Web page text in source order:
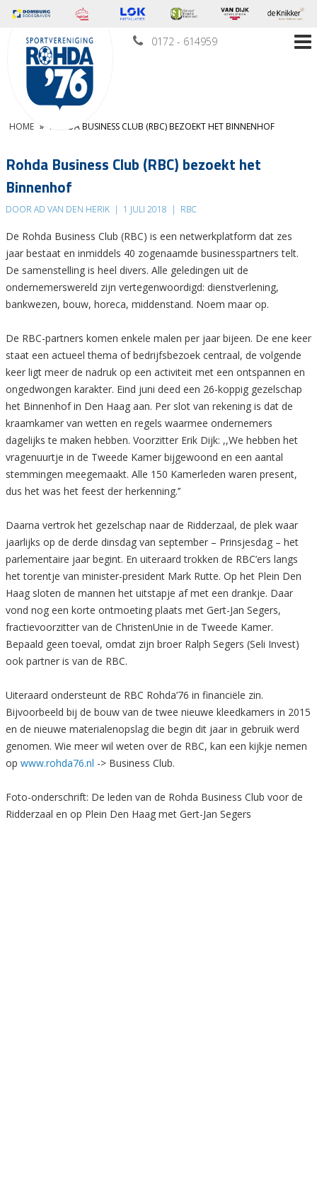
0172 - 614959
HOME » ROHDA BUSINESS CLUB (RBC) BEZOEKT HET BINNENHOF
Rohda Business Club (RBC) bezoekt het
Binnenhof
DOOR AD VAN DEN HERIK | 1 JULI 2018 | RBC
De Rohda Business Club (RBC) is een netwerkplatform dat zes
jaar bestaat en inmiddels 40 zogenaamde businesspartners telt.
De samenstelling is heel divers. Alle geledingen uit de
ondernemerswereld zijn vertegenwoordigd: dienstverlening,
bankwezen, bouw, horeca, middenstand. Noem maar op.
De RBC-partners komen enkele malen per jaar bijeen. De ene keer
staat een actueel thema of bedrijfsbezoek centraal, de volgende
keer ligt meer de nadruk op een activiteit met een ontspannen en
ongedwongen karakter. Eind juni deed een 26-koppig gezelschap
het Binnenhof in Den Haag aan. Per slot van rekening is dat de
kraamkamer van wetten en regels waarmee ondernemers
dagelijks te maken hebben. Voorzitter Erik Dijk: ,,We hebben het
vragenuurtje in de Tweede Kamer bijgewoond en een aantal
stemmingen meegemaakt. Alle 150 Kamerleden waren present,
dus het was het feest der herkenning.’’
Daarna vertrok het gezelschap naar de Ridderzaal, de plek waar
jaarlijks op de derde dinsdag van september – Prinsjesdag – het
parlementaire jaar begint. En uiteraard trokken de RBC’ers langs
het torentje van minister-president Mark Rutte. Op het Plein Den
Haag sloten de mannen het uitstapje af met een drankje. Daar
vond nog een korte ontmoeting plaats met Gert-Jan Segers,
fractievoorzitter van de ChristenUnie in de Tweede Kamer.
Bepaald geen toeval, omdat zijn broer Ralph Segers (Seli Invest)
ook partner is van de RBC.
Uiteraard ondersteunt de RBC Rohda’76 in financiële zin.
Bijvoorbeeld bij de bouw van de twee nieuwe kleedkamers in 2015
en de nieuwe materialenopslag die begin dit jaar in gebruik werd
genomen. Wie meer wil weten over de RBC, kan een kijkje nemen
op www.rohda76.nl -> Business Club.
Foto-onderschrift: De leden van de Rohda Business Club voor de
Ridderzaal en op Plein Den Haag met Gert-Jan Segers